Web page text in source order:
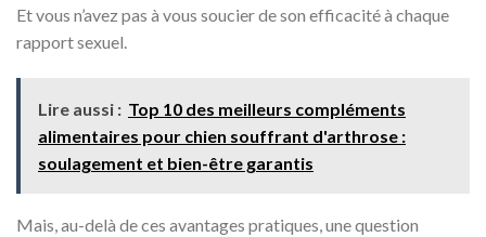
Et vous n’avez pas à vous soucier de son efficacité à chaque
rapport sexuel.
Lire aussi : Top 10 des meilleurs compléments
alimentaires pour chien souffrant d'arthrose :
soulagement et bien-être garantis
Mais, au-delà de ces avantages pratiques, une question